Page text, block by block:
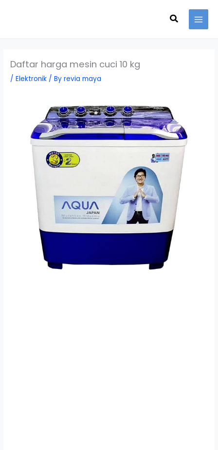
Search
Daftar harga mesin cuci 10 kg
/Elektronik / Byrevia maya